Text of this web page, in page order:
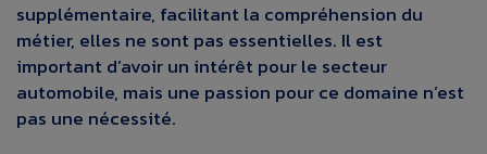
supplémentaire, facilitant la compréhension du
métier, elles ne sont pas essentielles. Il est
important d’avoir un intérêt pour le secteur
automobile, mais une passion pour ce domaine n’est
pas une nécessité.